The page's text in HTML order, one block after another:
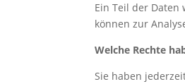
Ein Teil der
können zur
Welche Rechte
Sie haben